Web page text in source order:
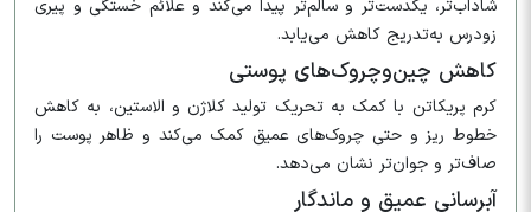
شاداب‌تر، یکدست‌تر و سالم‌تر پیدا می‌کند و علائم خستگی و پیری
زودرس به‌تدریج کاهش می‌یابد.
کاهش چین‌وچروک‌های پوستی
کرم پریکاتن با کمک به تحریک تولید کلاژن و الاستین، به کاهش
خطوط ریز و حتی چروک‌های عمیق کمک می‌کند و ظاهر پوست را
صاف‌تر و جوان‌تر نشان می‌دهد.
آبرسانی عمیق و ماندگار